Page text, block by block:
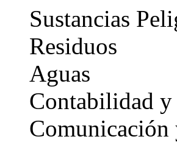
Sustancias
Residuos
Aguas
Contabilidad